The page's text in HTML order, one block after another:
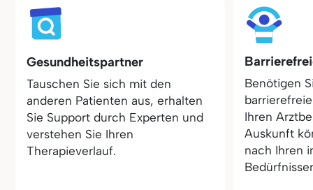
Gesundheitspartner
Tauschen Sie sich mit den
anderen Patienten aus, erhalten
Sie Support durch Experten und
verstehen Sie Ihren
Therapieverlauf.
Benötigen
Ihren
Auskunft
nach Ihren